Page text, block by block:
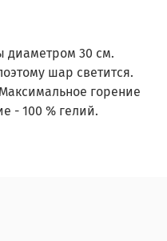
диаметром 30 см.
шар светится.
горение
- 100 % гелий.